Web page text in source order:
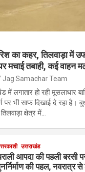
का कहर, तिलवाड़ा में
मचाई तबाही, कई वाहन
Jag Samachar Team
में लगातार हो रही मूसलाधार
पर भी साफ दिखाई दे रहा है।
क्षेत्र में…
उत्तराखंड
आपदा की पहली बरसी
की पहल, नवरात्र